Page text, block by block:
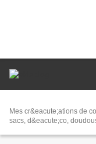
Mes cr&eacute;ations de
sacs, d&eacute;co,